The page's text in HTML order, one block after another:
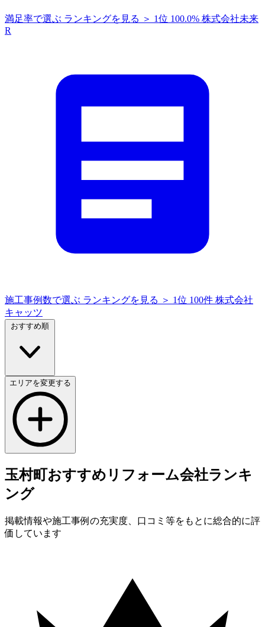
満足率で選ぶ ランキングを見る ＞ 1位 100.0% 株式会社未来
R
施工事例数で選ぶ ランキングを見る ＞ 1位 100件 株式会社
キャッツ
おすすめ順
エリアを変更する
玉村町 おすすめ リフォーム会社ランキ
ング
掲載情報や施工事例の充実度、口コミ等をもとに総合的に評
価しています